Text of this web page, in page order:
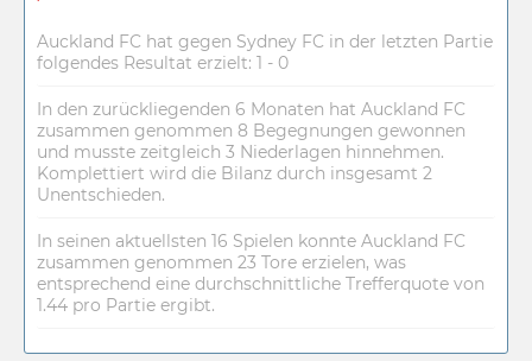
Auckland FC hat gegen Sydney FC in der letzten Partie
folgendes Resultat erzielt: 1 - 0
In den zurückliegenden 6 Monaten hat Auckland FC
zusammen genommen 8 Begegnungen gewonnen
und musste zeitgleich 3 Niederlagen hinnehmen.
Komplettiert wird die Bilanz durch insgesamt 2
Unentschieden.
In seinen aktuellsten 16 Spielen konnte Auckland FC
zusammen genommen 23 Tore erzielen, was
entsprechend eine durchschnittliche Trefferquote von
1.44 pro Partie ergibt.